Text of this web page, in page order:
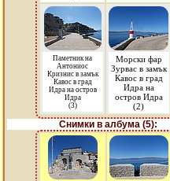
Паметник на
Антониос
Кризнис в замък
Кавос в град
Идра на остров
Идра
(3)
Морски фар
Зурвас в замък
Кавос в град
Идра на
остров Идра
(2)
Снимки в албума (5):